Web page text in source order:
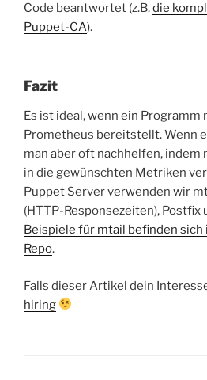
Code beantwortet (z.B.die
Puppet-CA).
Fazit
Es ist ideal, wenn ein
Prometheus bereitstellt. Wenn
man aber oft nachhelfen, indem
in die gewünschten Metriken
Puppet Server verwenden wir
(HTTP-Responsezeiten), Postfix
Beispiele für mtail befinden sich
Repo.
Falls dieser Artikel dein
hiring